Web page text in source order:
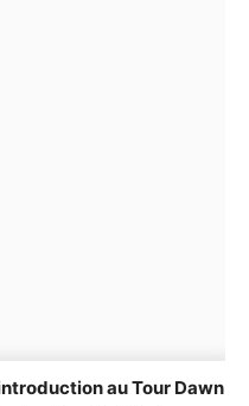
au Tour Dawn